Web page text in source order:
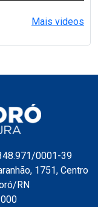
Mais videos
0001-39
1751, Centro
RN